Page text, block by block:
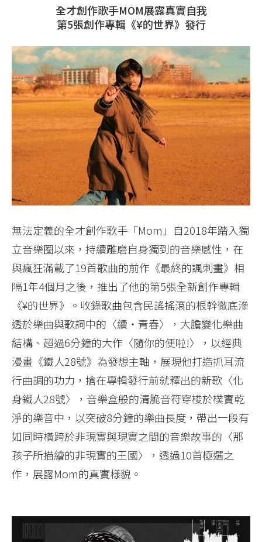
全才創作歌手MOM展露真實自我
第5張創作專輯《¥的世界》發行
無法定義的全才創作歌手「Mom」自2018年踏入獨
立音樂圈以來，持續雕磨自身獨到的音樂感性，在
與瘋狂滿載了19首歌曲的前作《最終的諷刺畫》相
隔1年4個月之後，推出了他的第5張全新創作專輯
《¥的世界》。收錄歌曲包含民謠搖滾的根幹徹底滲
透於樂曲與歌詞中的〈續・青春〉，大膽變化樂曲
結構、超過6分鐘的大作〈隨你的便啦!〉，以經典
漫畫《鐵人28號》為發想主軸，展現他打造抓耳流
行曲調的功力，搶在專輯發行前就釋出的新歌〈化
身鐵人28號〉，音樂盒般的清脆音符穿梭於樸實乾
淨的樂音中，以突破8分鐘的樂曲長度，帶出一段有
如同時橫跨於非現實與現實之間的音樂故事的〈那
孩子所描繪的非現實的王國〉，透過10首極選之
作，展露Mom的真實樣貌。